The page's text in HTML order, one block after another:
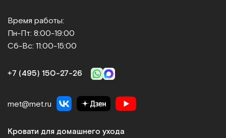
Время работы:
Пн-Пт: 8:00-19:00
Сб-Вс: 11:00-15:00
+7 (495) 150‑27‑26
met@met.ru
Кровати для домашнего ухода